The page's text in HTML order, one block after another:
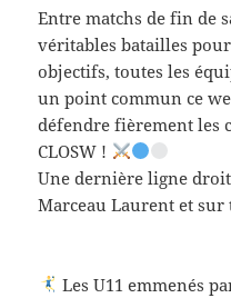
Entre matchs de fin de
véritables batailles
objectifs, toutes les
un point commun ce
défendre fièrement les
CLOSW !
Une dernière ligne
Marceau Laurent et
Les U11 emmenés